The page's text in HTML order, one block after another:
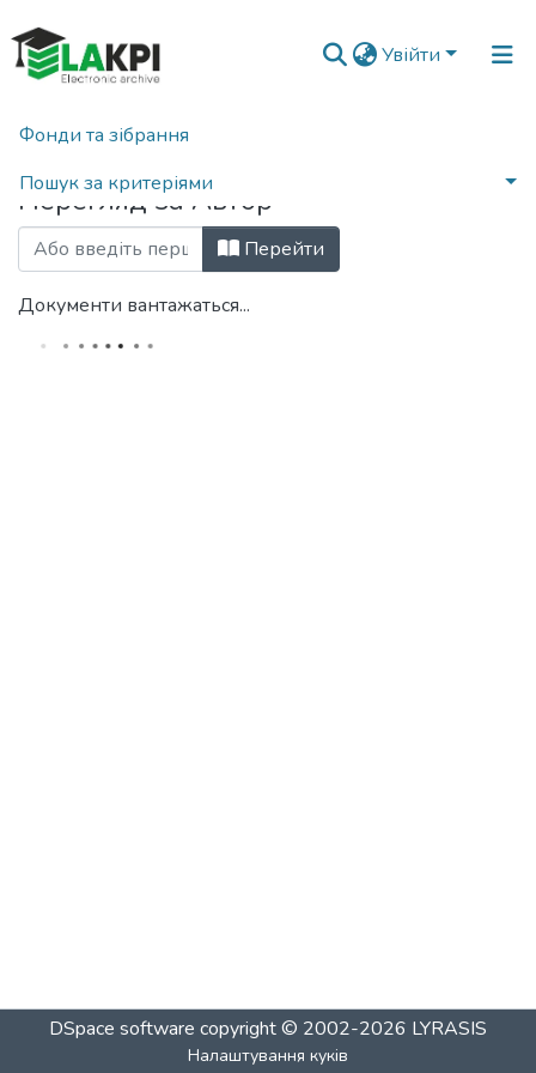
Увійти
Фонди та зібрання
Пошук за критеріями
Головна Переглянути за автором
Перегляд за Автор
Перейти
Документи вантажаться...
DSpace software copyright © 2002-2026 LYRASIS
Налаштування куків